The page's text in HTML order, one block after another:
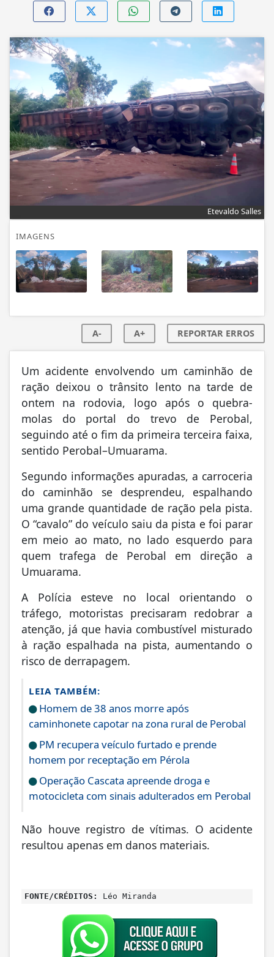
Etevaldo Salles
IMAGENS
A- A+ REPORTAR ERROS
Um acidente envolvendo um caminhão de
ração deixou o trânsito lento na tarde de
ontem na rodovia, logo após o quebra-
molas do portal do trevo de Perobal,
seguindo até o fim da primeira terceira faixa,
sentido Perobal–Umuarama.
Segundo informações apuradas, a carroceria
do caminhão se desprendeu, espalhando
uma grande quantidade de ração pela pista.
O “cavalo” do veículo saiu da pista e foi parar
em meio ao mato, no lado esquerdo para
quem trafega de Perobal em direção a
Umuarama.
A Polícia esteve no local orientando o
tráfego, motoristas precisaram redobrar a
atenção, já que havia combustível misturado
à ração espalhada na pista, aumentando o
risco de derrapagem.
LEIA TAMBÉM:
Homem de 38 anos morre após
caminhonete capotar na zona rural de Perobal
PM recupera veículo furtado e prende
homem por receptação em Pérola
Operação Cascata apreende droga e
motocicleta com sinais adulterados em Perobal
Não houve registro de vítimas. O acidente
resultou apenas em danos materiais.
FONTE/CRÉDITOS: Léo Miranda